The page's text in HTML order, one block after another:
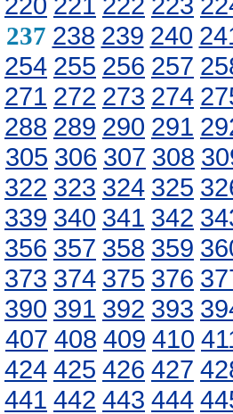
237 238 239 240
254 255 256 257
271 272 273 274
288 289 290 291
305 306 307 308
322 323 324 325
339 340 341 342
356 357 358 359
373 374 375 376
390 391 392 393
407 408 409 410
424 425 426 427
441 442 443 444